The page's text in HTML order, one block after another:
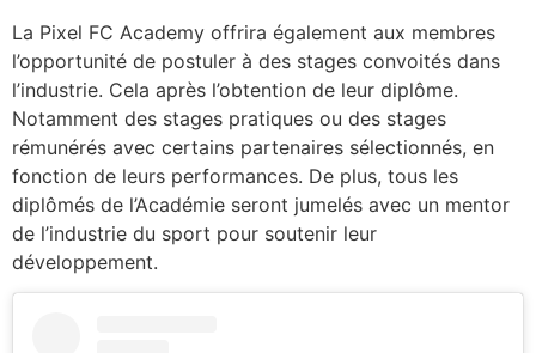
La Pixel FC Academy offrira également aux membres
l’opportunité de postuler à des stages convoités dans
l’industrie. Cela après l’obtention de leur diplôme.
Notamment des stages pratiques ou des stages
rémunérés avec certains partenaires sélectionnés, en
fonction de leurs performances. De plus, tous les
diplômés de l’Académie seront jumelés avec un mentor
de l’industrie du sport pour soutenir leur
développement.